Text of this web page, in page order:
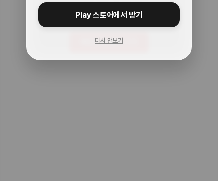
주소를 다시 확인해봐!
메인으로 돌아가기
Play 스토어에서 받기
다시 안보기